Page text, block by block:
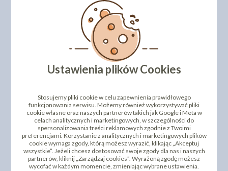
DODAJ SWOJĄ OPINIĘ
PRODUKTY PODOBNE
INNI KLIENCI KUPILI TEŻ
Ustawienia plików Cookies
Stosujemy pliki cookie w celu zapewnienia prawidłowego
funkcjonowania serwisu. Możemy również wykorzystywać pliki
cookie własne oraz naszych partnerów takich jak Google i Meta w
celach analitycznych i marketingowych, w szczególności do
spersonalizowania treści reklamowych zgodnie z Twoimi
preferencjami. Korzystanie z analitycznych i marketingowych plików
cookie wymaga zgody, którą możesz wyrazić, klikając „Akceptuj
wszystkie”. Jeżeli chcesz dostosować swoje zgody dla nas i naszych
partnerów, kliknij „Zarządzaj cookies”. Wyrażoną zgodę możesz
wycofać w każdym momencie, zmieniając wybrane ustawienia.